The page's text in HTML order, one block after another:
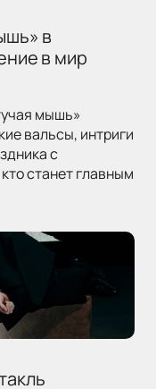
в
в мир
мышь»
вальсы, интриги
с
станет главным